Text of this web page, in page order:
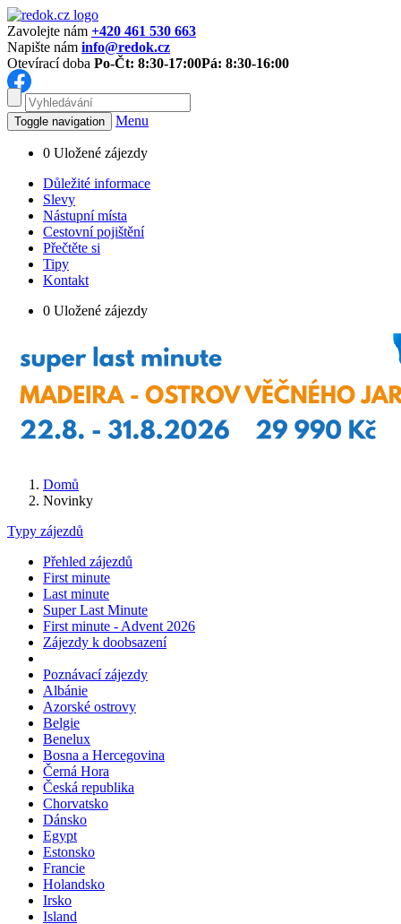
Zavolejte nám +420 461 530 663
Napište nám info@redok.cz
Otevírací doba Po-Čt: 8:30-17:00Pá: 8:30-16:00
Toggle navigation Menu
0 Uložené zájezdy
Důležité informace
Slevy
Nástupní místa
Cestovní pojištění
Přečtěte si
Tipy
Kontakt
0 Uložené zájezdy
Domů
Novinky
Typy zájezdů
Přehled zájezdů
First minute
Last minute
Super Last Minute
First minute - Advent 2026
Zájezdy k doobsazení
Poznávací zájezdy
Albánie
Azorské ostrovy
Belgie
Benelux
Bosna a Hercegovina
Černá Hora
Česká republika
Chorvatsko
Dánsko
Egypt
Estonsko
Francie
Holandsko
Irsko
Island